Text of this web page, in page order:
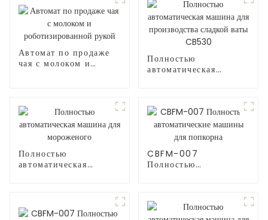
Автомат по продаже
чая с молоком и
Полностью
автоматическая
Полностью
автоматическая
CBFM-007
Полностью